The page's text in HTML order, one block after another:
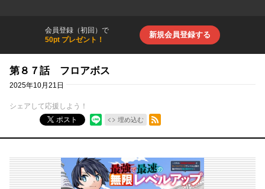
会員登録（初回）で
50pt プレゼント！
新規会員登録する
第８７話 フロアボス
2025年10月21日
シェアして応援しよう！
ポスト
埋め込む
RSSフィード